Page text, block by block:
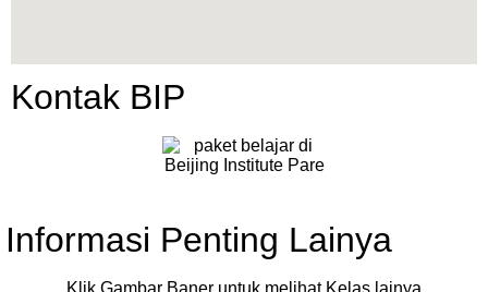
Kontak BIP
Informasi Penting Lainya
Klik Gambar Baner untuk melihat Kelas lainya